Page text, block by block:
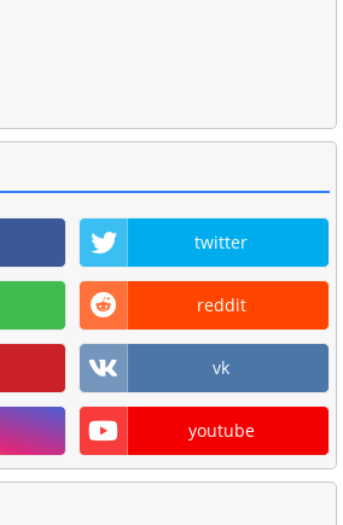
twitter
reddit
vk
youtube